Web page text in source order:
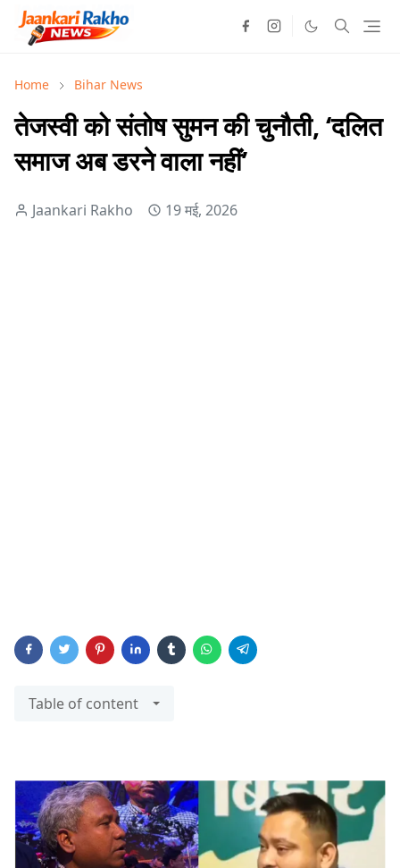
Home Bihar News
तेजस्वी को संतोष सुमन की चुनौती, ‘दलित
समाज अब डरने वाला नहीं’
Jaankari Rakho 19 मई, 2026
Table of content